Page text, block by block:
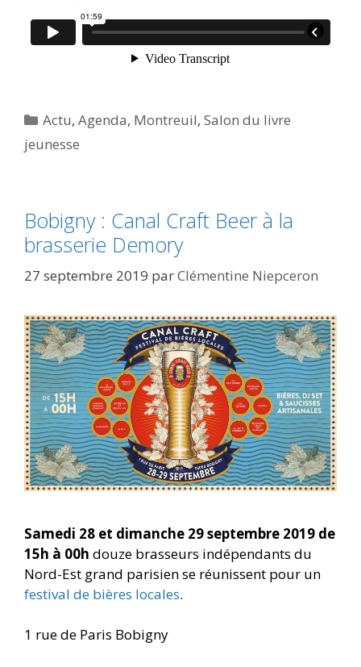
Catégories
Actu,Agenda, Montreuil,Salon du livre
jeunesse
Bobigny : Canal Craft Beer à la
brasserie Demory
27 septembre 2019 parClémentine Niepceron
Samedi 28 et dimanche 29 septembre 2019 de
15h à 00h douze brasseurs indépendants du
Nord-Est grand parisien se réunissent pour un
festival de bières locales.
1 rue de Paris Bobigny